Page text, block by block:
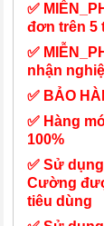
✅
đơn trên 5
✅
nhận
✅ BẢO
✅ Hàng
100%
✅ Sử
Cường
tiêu dùng